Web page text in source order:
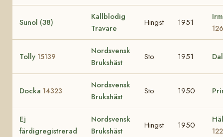
Sunol (38)
Kallblodig
Travare
Hingst 1951
Tolly 15139
Nordsvensk
Brukshäst
Sto 1951
Docka 14323
Nordsvensk
Brukshäst
Sto 1950
Ej
färdigregistrerad
Nordsvensk
Brukshäst
Hingst 1950